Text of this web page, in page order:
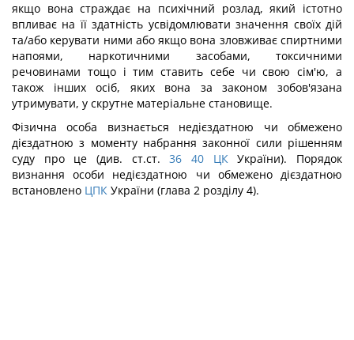
якщо вона страждає на психічний розлад, який істотно
впливає на її здатність усвідомлювати значення своїх дій
та/або керувати ними або якщо вона зловживає спиртними
напоями, наркотичними засобами, токсичними
речовинами тощо і тим ставить себе чи свою сім'ю, а
також інших осіб, яких вона за законом зобов'язана
утримувати, у скрутне матеріальне становище.
Фізична особа визнається недієздатною чи обмежено
дієздатною з моменту набрання законної сили рішенням
суду про це (див. ст.ст. 36 40 ЦКУкраїни). Порядок
визнання особи недієздатною чи обмежено дієздатною
встановлено ЦПК України (глава 2 розділу 4).